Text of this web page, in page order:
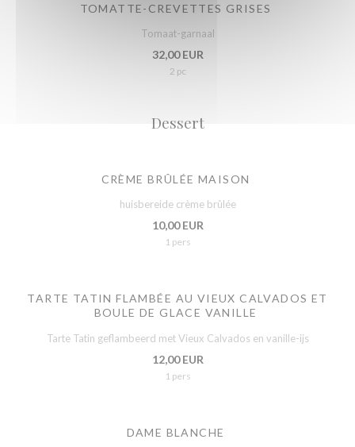
TOMATTE-CREVETTES GRISES
Tomaat-garnaal
32,00 EUR
2 pc
Dessert
CRÈME BRÛLÉE MAISON
huisbereide crème brûlée
10,00 EUR
1 pers
TARTE TATIN FLAMBÉE AU VIEUX CALVADOS ET
BOULE DE GLACE VANILLE
Tarte Tatin geflambeerd met Vieux Calvados en vanille-ijs
12,00 EUR
1 pers
DAME BLANCHE